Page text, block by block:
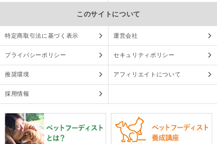
このサイトについて
特定商取引法に基づく表示 運営会社
プライバシーポリシー セキュリティポリシー
推奨環境 アフィリエイトについて
採用情報